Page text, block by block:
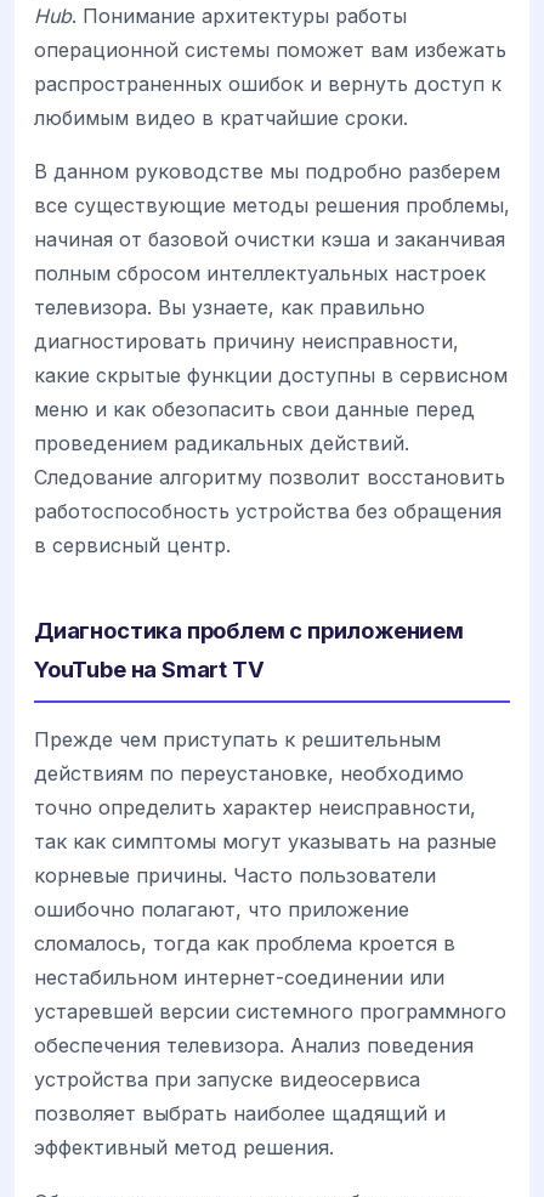
Hub. Понимание архитектуры работы
операционной системы поможет вам избежать
распространенных ошибок и вернуть доступ к
любимым видео в кратчайшие сроки.
В данном руководстве мы подробно разберем
все существующие методы решения проблемы,
начиная от базовой очистки кэша и заканчивая
полным сбросом интеллектуальных настроек
телевизора. Вы узнаете, как правильно
диагностировать причину неисправности,
какие скрытые функции доступны в сервисном
меню и как обезопасить свои данные перед
проведением радикальных действий.
Следование алгоритму позволит восстановить
работоспособность устройства без обращения
в сервисный центр.
Диагностика проблем с приложением
YouTube на Smart TV
Прежде чем приступать к решительным
действиям по переустановке, необходимо
точно определить характер неисправности,
так как симптомы могут указывать на разные
корневые причины. Часто пользователи
ошибочно полагают, что приложение
сломалось, тогда как проблема кроется в
нестабильном интернет-соединении или
устаревшей версии системного программного
обеспечения телевизора. Анализ поведения
устройства при запуске видеосервиса
позволяет выбрать наиболее щадящий и
эффективный метод решения.